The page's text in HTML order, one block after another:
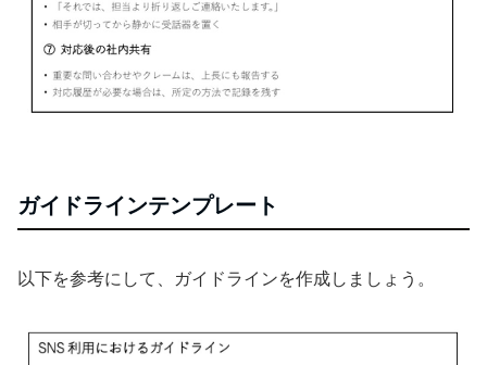
ガイドラインテンプレート
以下を参考にして、ガイドラインを作成しましょう。